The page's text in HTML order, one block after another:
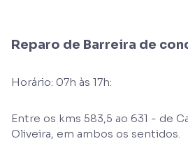
Reparo de Barreira de
Horário: 07h às 17h:
Entre os kms 583,5 ao 631 - de
Oliveira, em ambos os sentidos.